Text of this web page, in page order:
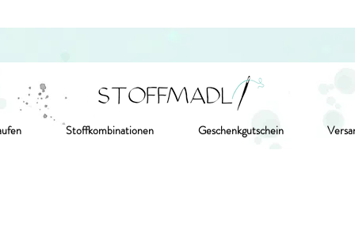
Stoffkombinationen Geschenkgutschein